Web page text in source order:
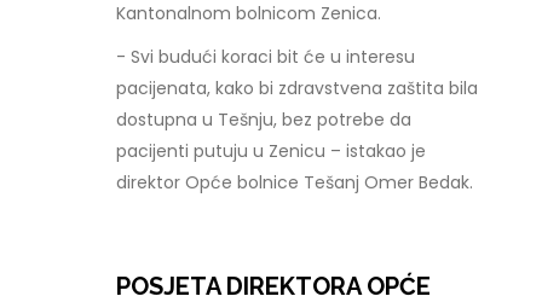
Kantonalnom bolnicom Zenica.
- Svi budući koraci bit će u interesu
pacijenata, kako bi zdravstvena zaštita bila
dostupna u Tešnju, bez potrebe da
pacijenti putuju u Zenicu – istakao je
direktor Opće bolnice Tešanj Omer Bedak.
POSJETA DIREKTORA OPĆE